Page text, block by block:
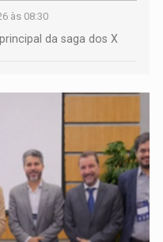
às 08:30
da saga dos X